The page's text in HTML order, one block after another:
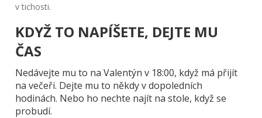
v tichosti.
KDYŽ TO NAPÍŠETE, DEJTE MU
ČAS
Nedávejte mu to na Valentýn v 18:00, když má přijít
na večeři. Dejte mu to někdy v dopoledních
hodinách. Nebo ho nechte najít na stole, když se
probudí.